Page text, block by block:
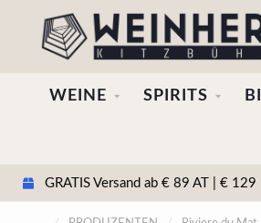
WEINE SPIRITS
GRATIS Versand ab € 89 AT | € 129